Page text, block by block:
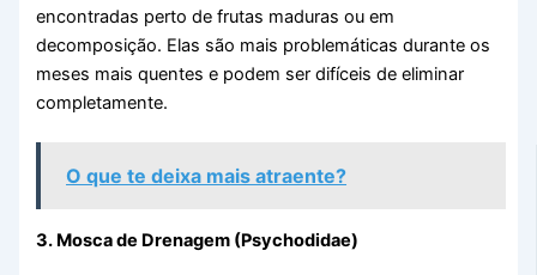
encontradas perto de frutas maduras ou em
decomposição. Elas são mais problemáticas durante os
meses mais quentes e podem ser difíceis de eliminar
completamente.
O que te deixa mais atraente?
3. Mosca de Drenagem (Psychodidae)